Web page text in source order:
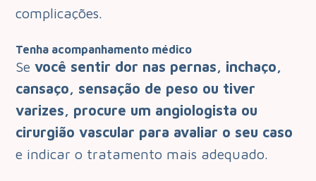
complicações.
Tenha acompanhamento médico
Sevocê sentir dor nas pernas, inchaço,
cansaço, sensação de peso ou tiver
varizes, procure um angiologista ou
cirurgião vascular para avaliar o seu caso
e indicar o tratamento mais adequado.